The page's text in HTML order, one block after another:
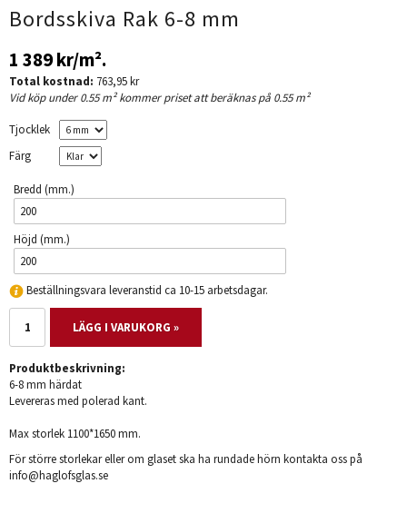
Bordsskiva Rak 6-8 mm
1 389 kr/m².
Total kostnad: 763,95 kr
Vid köp under 0.55 m² kommer priset att beräknas på 0.55 m²
Tjocklek
Färg
Bredd (mm.)
Höjd (mm.)
Beställningsvara leveranstid ca 10-15 arbetsdagar.
LÄGG I VARUKORG »
Produktbeskrivning:
6-8 mm härdat
Levereras med polerad kant.
Max storlek 1100*1650 mm.
För större storlekar eller om glaset ska ha rundade hörn kontakta oss på
info@haglofsglas.se